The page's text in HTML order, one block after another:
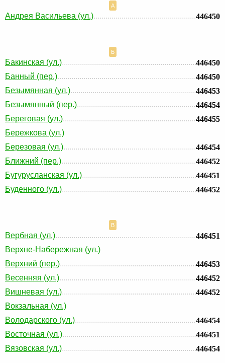
А
Андрея Васильева (ул.) 446450
Б
Бакинская (ул.)
446450
Банный (пер.)
446450
Безымянная (ул.)
446453
Безымянный (пер.)
446454
Береговая (ул.)
446455
Бережкова (ул.)
Березовая (ул.)
446454
Ближний (пер.)
446452
Бугурусланская (ул.)
446451
Буденного (ул.)
446452
В
Вербная (ул.)
446451
Верхне-Набережная (ул.)
Верхний (пер.)
446453
Весенняя (ул.)
446452
Вишневая (ул.)
446452
Вокзальная (ул.)
Володарского (ул.)
446454
Восточная (ул.)
446451
Вязовская (ул.)
446454